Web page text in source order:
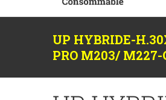
UP HYBRIDE-
PRO M203/ M227-